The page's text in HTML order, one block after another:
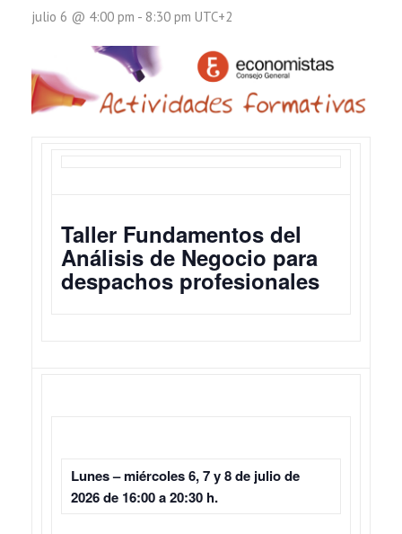
julio 6 @ 4:00 pm - 8:30 pm UTC+2
Taller Fundamentos del
Análisis de Negocio para
despachos profesionales
Lunes – miércoles 6, 7 y 8 de julio de
2026 de 16:00 a 20:30 h.